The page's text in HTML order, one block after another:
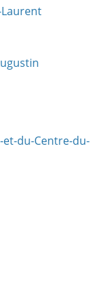
Laurent
et-du-Centre-du-